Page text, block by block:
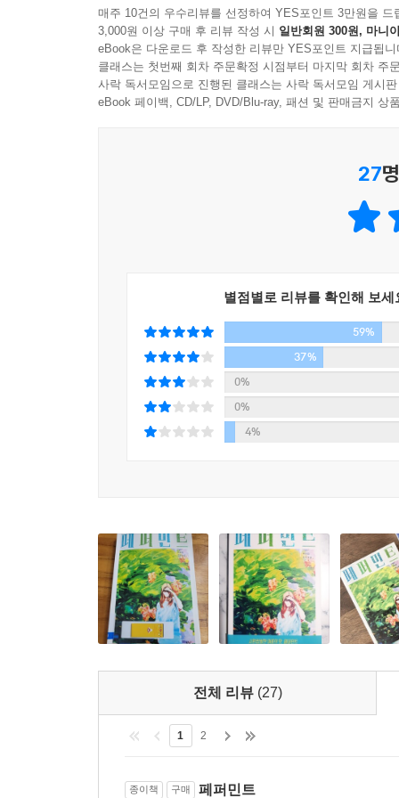
시안은 그런 미래를 상상해 보고, 최선희 선생님
분명 사랑을 말했을 것’이라는 시안의 말은 그래
시안을 앞으로 나아가게 한다. 처한 현실은 변하
통해 상상할 수 없던 다음을 찾아내는 일. 시안에
햇볕 속으로 나아가는 시안의 발걸음을 살피는 작
소설에는 많은 돌봄이 등장한다. 아이를 돌보고
질문을 던지는 시안의 독백이 엄마의 간병이 지
중요성은 일상을 떠받치는 것들에 대해 질문해
생명’으로 향하며 문제의식을 갱신하고 있는 작
응원하게 되는 수작이다.
작가의 말 중에서
쓰면서도 피하고 싶은 장면들이 많았다. 소설을
산소 호흡기에 의지해 간신히 세상과 연결되어 있
공포가 자리하고 있었다.
감염병을 겪으며 사람들은 우리 안에 도사리는 무
믿어 보고 싶다. 우리가 더 이상 피하지 않고 불
이룩할 수 있지 않을까. 그러므로 이 이야기가 상
이야기이며 자신의 삶을 지키려 한 어느 삶의 이
양심의 위탁인가. 타인에게 의지하지 않고 내 존
이제는 우리가 해답을 준비해야 한다. 우리가 우리
이 소설은 한 생명의 소실점을 향해 정교한 내
있다. 이 소설은 끊음을 끊임없이 추적하는 얘기
내가 수호한다고 믿었던 것들은 얼마나 엷은 감
매주 10건의 우수리뷰를 선정하여 YES포인트 3만원을 드
3,000원 이상 구매 후 리뷰 작성 시 일반회원 300원, 마니
eBook은 다운로드 후 작성한 리뷰만 YES포인트 지급됩니
클래스는 첫번째 회차 주문확정 시점부터 마지막 회차 주
사락 독서모임으로 진행된 클래스는 사락 독서모임 게시
eBook 페이백, CD/LP, DVD/Blu-ray, 패션 및 판매금지 상
27
별점별로 리뷰를 확인해 보세
59%
37%
0%
0%
4%
전체 리뷰 (27)
1 2
종이책 구매 페퍼민트